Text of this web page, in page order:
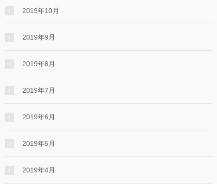
2019年10月
2019年9月
2019年8月
2019年7月
2019年6月
2019年5月
2019年4月